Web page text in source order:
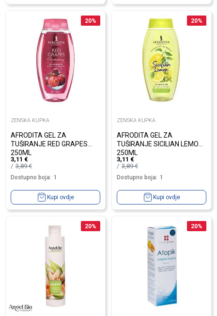
20%
ZENSKA KUPKA
AFRODITA GEL ZA
TUŠIRANJE RED GRAPES
250ML
3,11 €
3,89€
Dostupno boja: 1
Kupi ovdje
20%
ZENSKA KUPKA
AFRODITA GEL ZA
TUŠIRANJE SICILIAN LEMON
250ML
3,11 €
3,89€
Dostupno boja: 1
Kupi ovdje
20% 20%